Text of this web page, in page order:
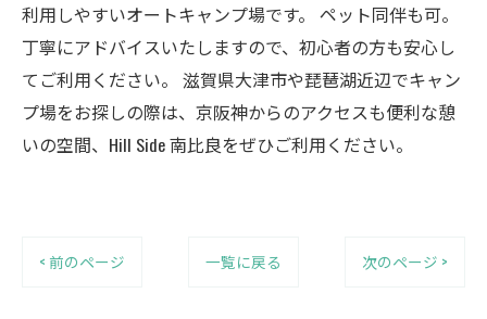
利用しやすいオートキャンプ場です。 ペット同伴も可。
丁寧にアドバイスいたしますので、初心者の方も安心し
てご利用ください。 滋賀県大津市や琵琶湖近辺でキャン
プ場をお探しの際は、京阪神からのアクセスも便利な憩
いの空間、Hill Side 南比良をぜひご利用ください。
< 前のページ 一覧に戻る 次のページ >